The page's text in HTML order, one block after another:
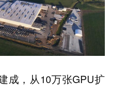
成，从10万张GPU扩